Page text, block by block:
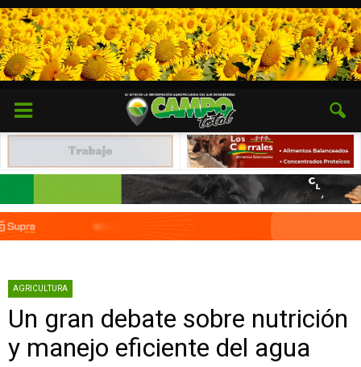
AGRICULTURA
Un gran debate sobre nutrición
y manejo eficiente del agua